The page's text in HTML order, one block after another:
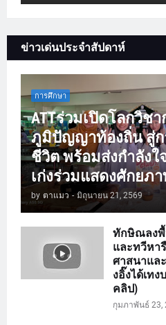
ข่าวเด่นประจำสัปดาห์
การศึกษา
ATTร่วมเปิดโลกวิช
ภูมิปัญญาท้องถิ่น สู่ก
ชีวิต พร้อมส่งกำลังใ
เก่งร่วมแสดงศักยภ
by ตาแมว - มิถุนายน 21, 2569
ทักษิณลงพื้
และทวีหา
ศาสนาแล
งอิ๊งได้เท
คลิป)
กุมภาพันธ์ 23,